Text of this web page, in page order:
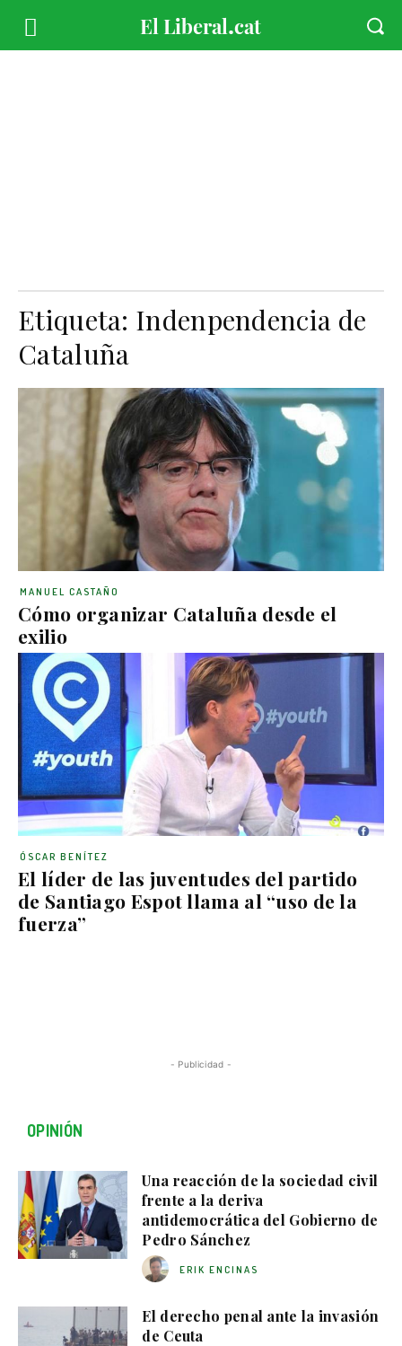
Etiqueta: Indenpendencia de
Cataluña
Cómo organizar Cataluña desde el
exilio
MANUEL CASTAÑO
El líder de las juventudes del partido
de Santiago Espot llama al “uso de la
fuerza”
ÓSCAR BENÍTEZ
- Publicidad -
OPINIÓN
Una reacción de la sociedad civil
frente a la deriva
antidemocrática del Gobierno de
Pedro Sánchez
ERIK ENCINAS
El derecho penal ante la invasión
de Ceuta